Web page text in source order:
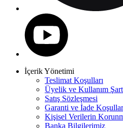
İçerik Yönetimi
Teslimat Koşulları
Üyelik ve Kullanım
Satış Sözleşmesi
Garanti ve İade
Kişisel Verilerin
Banka Bilgilerimiz